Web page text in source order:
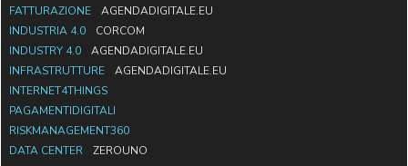
FATTURAZIONE
AGENDADIGITALE.EU
INDUSTRIA 4.0
CORCOM
INDUSTRY 4.0
AGENDADIGITALE.EU
INFRASTRUTTURE
AGENDADIGITALE.EU
INTERNET4THINGS
PAGAMENTIDIGITALI
RISKMANAGEMENT360
DATA CENTER
ZEROUNO